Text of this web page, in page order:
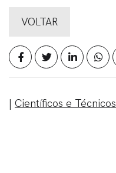
VOLTAR
| Científicos e Técnicos